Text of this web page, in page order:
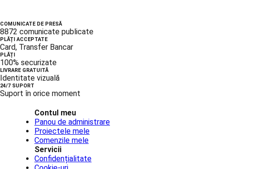
COMUNICATE DE PRESĂ
8872 comunicate publicate
PLĂȚI ACCEPTATE
Card, Transfer Bancar
PLĂȚI
100% securizate
LIVRARE GRATUITĂ
Identitate vizuală
24/7 SUPORT
Suport în orice moment
Contul meu
Panou de administrare
Proiectele mele
Comenzile mele
Servicii
Confidențialitate